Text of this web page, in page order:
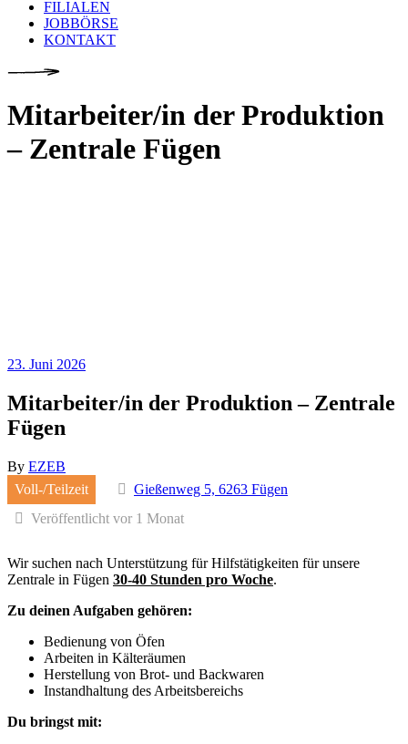
FILIALEN
JOBBÖRSE
KONTAKT
Mitarbeiter/in der Produktion
– Zentrale Fügen
23. Juni 2026
Mitarbeiter/in der Produktion – Zentrale
Fügen
By EZEB
Voll-/Teilzeit
Gießenweg 5, 6263 Fügen
Veröffentlicht vor 1 Monat
Wir suchen nach Unterstützung für Hilfstätigkeiten für unsere
Zentrale in Fügen 30-40 Stunden pro Woche.
Zu deinen Aufgaben gehören:
Bedienung von Öfen
Arbeiten in Kälteräumen
Herstellung von Brot- und Backwaren
Instandhaltung des Arbeitsbereichs
Du bringst mit: